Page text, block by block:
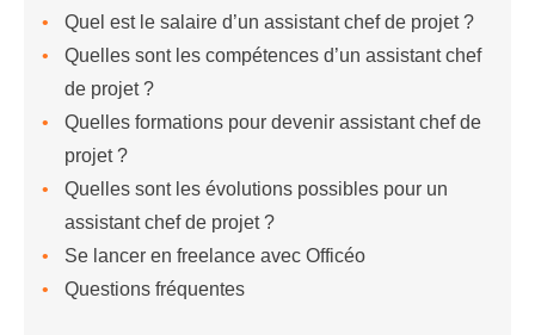
Quel est le salaire d’un assistant chef de projet ?
Quelles sont les compétences d’un assistant chef
de projet ?
Quelles formations pour devenir assistant chef de
projet ?
Quelles sont les évolutions possibles pour un
assistant chef de projet ?
Se lancer en freelance avec Officéo
Questions fréquentes